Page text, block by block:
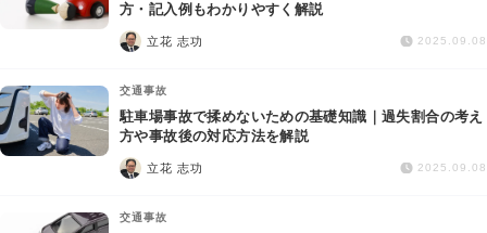
方・記入例もわかりやすく解説
立花 志功 2025.09.08
交通事故
駐車場事故で揉めないための基礎知識｜過失割合の考え
方や事故後の対応方法を解説
立花 志功 2025.09.08
交通事故